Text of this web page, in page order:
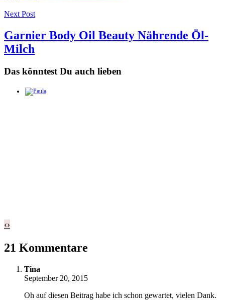
Next Post
Garnier Body Oil Beauty Nährende Öl-
Milch
Das könntest Du auch lieben
‹›
21 Kommentare
Tina
September 20, 2015
Oh auf diesen Beitrag habe ich schon gewartet, vielen Dank.